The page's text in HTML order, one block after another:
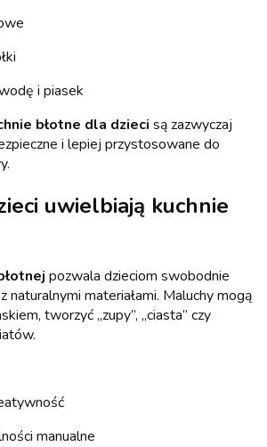
i piasek
błotne dla dzieci są zazwyczaj
i lepiej przystosowane do
uwielbiają kuchnie
pozwala dzieciom swobodnie
naturalnymi materiałami. Maluchy mogą
tworzyć „zupy”, „ciasta” czy
manualne